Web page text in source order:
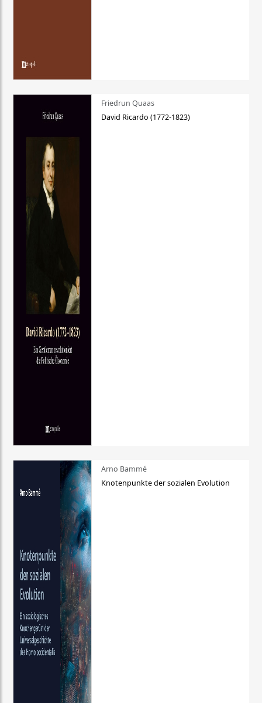
Friedrun Quaas
David Ricardo (1772-1823)
Arno Bammé
Knotenpunkte der sozialen Evolution